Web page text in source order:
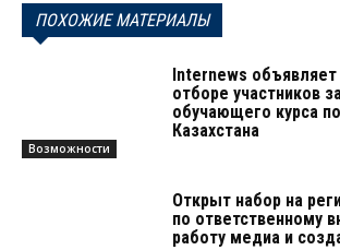
ПОХОЖИЕ МАТЕРИАЛЫ
Возможности
Internews объявляет
отборе участников
обучающего курса
Казахстана
Открыт набор на
по ответственному
работу медиа и